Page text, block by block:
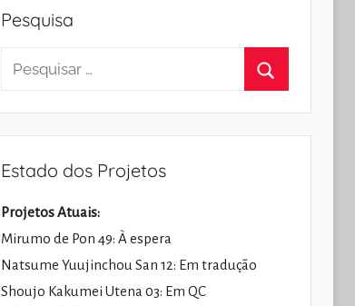
Pesquisa
Pesquisar
Estado dos Projetos
Projetos Atuais:
Mirumo de Pon 49: À espera
Natsume Yuujinchou San 12: Em tradução
Shoujo Kakumei Utena 03: Em QC